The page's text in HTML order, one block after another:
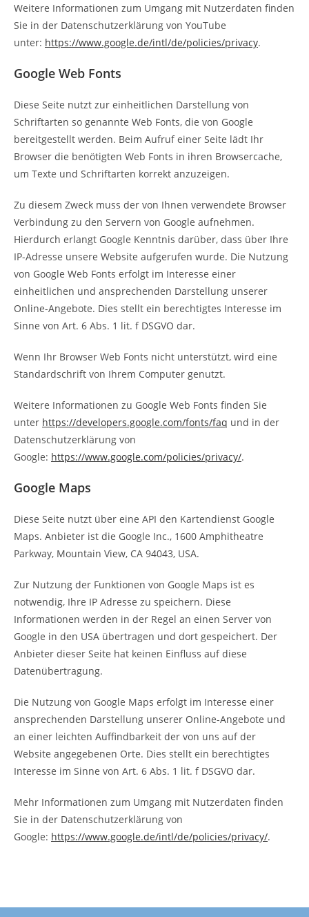
Weitere Informationen zum Umgang mit Nutzerdaten finden
Sie in der Datenschutzerklärung von YouTube
unter: https://www.google.de/intl/de/policies/privacy.
Google Web Fonts
Diese Seite nutzt zur einheitlichen Darstellung von
Schriftarten so genannte Web Fonts, die von Google
bereitgestellt werden. Beim Aufruf einer Seite lädt Ihr
Browser die benötigten Web Fonts in ihren Browsercache,
um Texte und Schriftarten korrekt anzuzeigen.
Zu diesem Zweck muss der von Ihnen verwendete Browser
Verbindung zu den Servern von Google aufnehmen.
Hierdurch erlangt Google Kenntnis darüber, dass über Ihre
IP-Adresse unsere Website aufgerufen wurde. Die Nutzung
von Google Web Fonts erfolgt im Interesse einer
einheitlichen und ansprechenden Darstellung unserer
Online-Angebote. Dies stellt ein berechtigtes Interesse im
Sinne von Art. 6 Abs. 1 lit. f DSGVO dar.
Wenn Ihr Browser Web Fonts nicht unterstützt, wird eine
Standardschrift von Ihrem Computer genutzt.
Weitere Informationen zu Google Web Fonts finden Sie
unter https://developers.google.com/fonts/faq und in der
Datenschutzerklärung von
Google: https://www.google.com/policies/privacy/.
Google Maps
Diese Seite nutzt über eine API den Kartendienst Google
Maps. Anbieter ist die Google Inc., 1600 Amphitheatre
Parkway, Mountain View, CA 94043, USA.
Zur Nutzung der Funktionen von Google Maps ist es
notwendig, Ihre IP Adresse zu speichern. Diese
Informationen werden in der Regel an einen Server von
Google in den USA übertragen und dort gespeichert. Der
Anbieter dieser Seite hat keinen Einfluss auf diese
Datenübertragung.
Die Nutzung von Google Maps erfolgt im Interesse einer
ansprechenden Darstellung unserer Online-Angebote und
an einer leichten Auffindbarkeit der von uns auf der
Website angegebenen Orte. Dies stellt ein berechtigtes
Interesse im Sinne von Art. 6 Abs. 1 lit. f DSGVO dar.
Mehr Informationen zum Umgang mit Nutzerdaten finden
Sie in der Datenschutzerklärung von
Google: https://www.google.de/intl/de/policies/privacy/.